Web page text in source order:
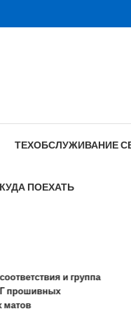
ТЕХОБСЛУЖИВАНИЕ
КУДА ПОЕХАТЬ
и группа